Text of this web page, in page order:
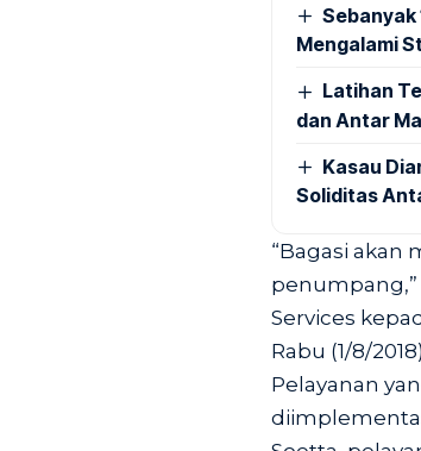
Mengalami
Latihan
dan Antar
Kasau
Soliditas
“Bagasi akan
penumpang,”
Services
Rabu (1/8/
Pelayanan